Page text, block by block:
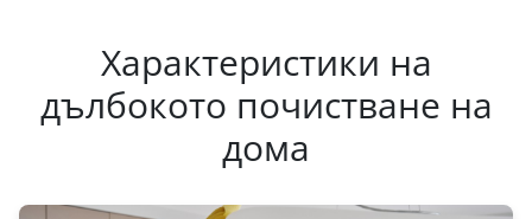
Характеристики на
дълбокото почистване на
дома